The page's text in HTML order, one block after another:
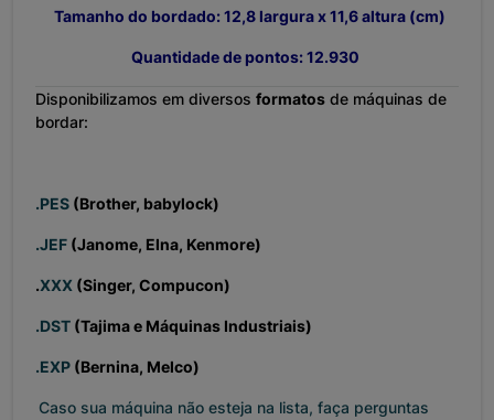
Tamanho do bordado: 12,8 largura x 11,6 altura (cm)
Quantidade de pontos: 12.930
Disponibilizamos em diversos formatos de máquinas de
bordar:
.PES (Brother, babylock)
.JEF (Janome, Elna, Kenmore)
.XXX (Singer, Compucon)
.DST (Tajima e Máquinas Industriais)
.EXP (Bernina, Melco)
Caso sua máquina não esteja na lista, faça perguntas